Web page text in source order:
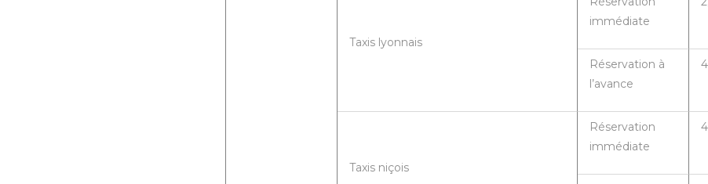
Taxis lyonnais
immédiate
Réservation à
l’avance
Taxis niçois
Réservation
immédiate